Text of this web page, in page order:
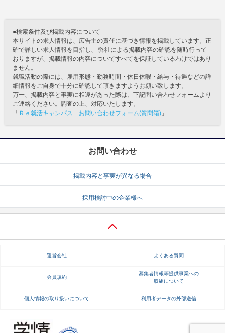
●検索条件及び掲載内容について
本サイトの求人情報は、広告主の責任に基づき情報を掲載しています。正
確で詳しい求人情報を目指し、 弊社による掲載内容の確認を随時行って
おりますが、掲載情報の内容についてすべてを保証しているわけではあり
ません。
就職活動の際には、雇用形態・勤務時間・休日休暇・給与・待遇などの詳
細情報をご自身で十分に確認して頂きますようお願い致します。
万一、掲載内容と事実に相違があった際は、下記問い合わせフォームより
ご連絡ください。調査の上、対応いたします。
「 Ｒｅ就活キャンパス お問い合わせフォーム(質問箱) 」
お問い合わせ
掲載内容と事実が異なる場合
採用検討中の企業様へ
運営会社 よくある質問
会員規約
募集者情報等提供事業への
取組について
個人情報の取り扱いについて 利用者データの外部送信